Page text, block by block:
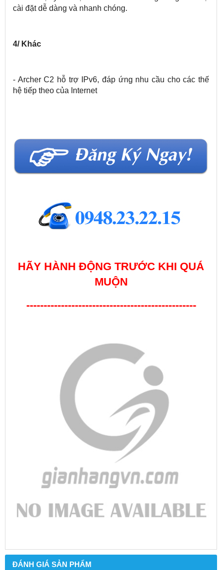
cài đặt dễ dàng và nhanh chóng.
4/ Khác
- Archer C2 hỗ trợ IPv6, đáp ứng nhu cầu cho các thế
hệ tiếp theo của Internet
HÃY HÀNH ĐỘNG TRƯỚC KHI QUÁ
MUỘN
-------------------------------------------------
ĐÁNH GIÁ SẢN PHẨM